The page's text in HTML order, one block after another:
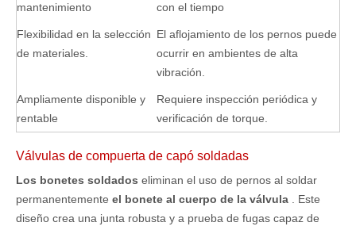
mantenimiento
con el tiempo
Flexibilidad en la selección
de materiales.
El aflojamiento de los pernos puede
ocurrir en ambientes de alta
vibración.
Ampliamente disponible y
rentable
Requiere inspección periódica y
verificación de torque.
Válvulas de compuerta de capó soldadas
Los bonetes soldados eliminan el uso de pernos al soldar
permanentemente el bonete al cuerpo de la válvula
. Este
diseño crea una junta robusta y a prueba de fugas capaz de